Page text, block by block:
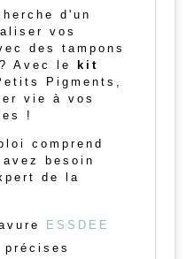
d'un
vos
des tampons
Avec le
kit
Pigments,
vie à vos
!
comprend
besoin
de la
ESSDEE
précises